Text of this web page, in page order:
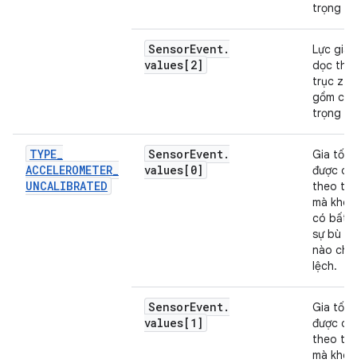
trọng
SensorEvent.
values[2]
Lực gia
dọc
trục z
gồm cả
trọng
TYPE_
ACCELEROMETER_
UNCALIBRATED
SensorEvent.
values[0]
Gia tốc
được
theo
mà
có bất
sự bù
nào
lệch.
SensorEvent.
values[1]
Gia tốc
được
theo
mà